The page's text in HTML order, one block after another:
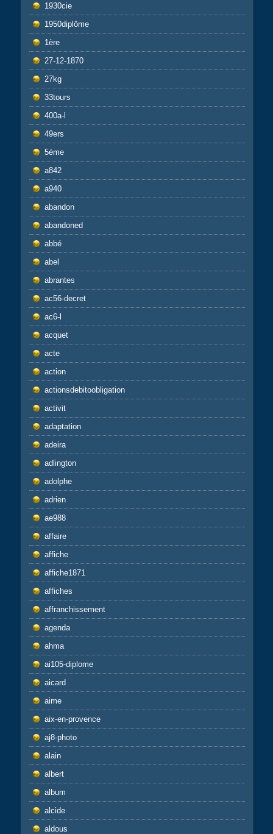
1930cie
1950diplôme
1ère
27-12-1870
27kg
33tours
400a-l
49ers
5ème
a842
a940
abandon
abandoned
abbé
abel
abrantes
ac56-decret
ac6-l
acquet
acte
action
actionsdebitoobligation
activit
adaptation
adeira
adlington
adolphe
adrien
ae988
affaire
affiche
affiche1871
affiches
affranchissement
agenda
ahma
ai105-diplome
aicard
aime
aix-en-provence
aj8-photo
alain
albert
album
alcide
aldous